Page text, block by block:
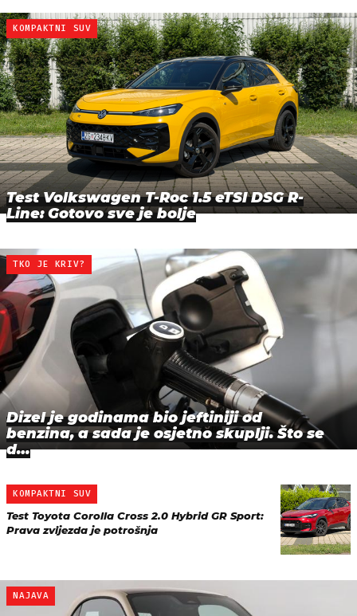
KOMPAKTNI SUV
Test Volkswagen T-Roc 1.5 eTSI DSG R-
Line: Gotovo sve je bolje
TKO JE KRIV?
Dizel je godinama bio jeftiniji od
benzina, a sada je osjetno skuplji. Što se
d…
KOMPAKTNI SUV
Test Toyota Corolla Cross 2.0 Hybrid GR Sport:
Prava zvijezda je potrošnja
NAJAVA